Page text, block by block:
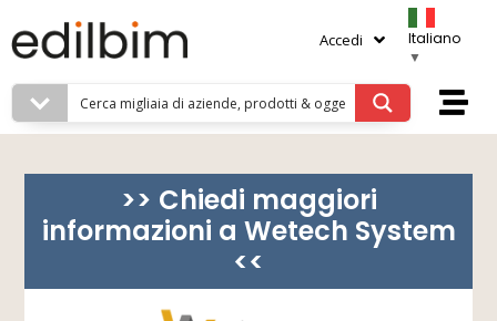
Accedi
Italiano
▼
>> Chiedi maggiori
informazioni a Wetech System
<<